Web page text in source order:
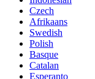
Czech
Afrikaans
Swedish
Polish
Basque
Catalan
Esperanto